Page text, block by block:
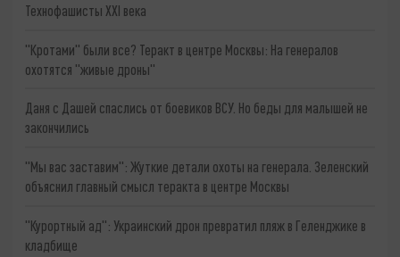
Технофашисты XXI века
"Кротами" были все? Теракт в центре Москвы: На генералов
охотятся "живые дроны"
Даня с Дашей спаслись от боевиков ВСУ. Но беды для малышей не
закончились
"Мы вас заставим": Жуткие детали охоты на генерала. Зеленский
объяснил главный смысл теракта в центре Москвы
"Курортный ад": Украинский дрон превратил пляж в Геленджике в
кладбище